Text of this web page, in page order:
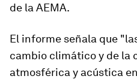
de la AEMA.
El informe señala que
cambio climático y de la
atmosférica y acústica